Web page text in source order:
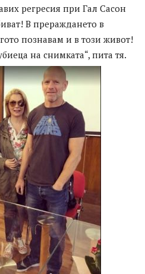
регресия при Гал Сасон
В прераждането в
познавам и в този живот!
на снимката“, пита тя.